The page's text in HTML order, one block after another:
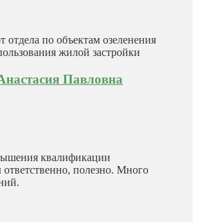
отдела по объектам озеленения
жилой застройки
Павловна
квалификации
полезно. Много